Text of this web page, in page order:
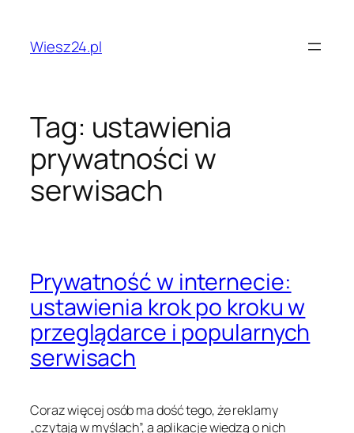
treściWiesz24.pl
Tag: ustawienia
prywatności w
serwisach
Prywatność w internecie:
ustawienia krok po kroku w
przeglądarce i popularnych
serwisach
Coraz więcej osób ma dość tego, że reklamy
„czytają w myślach”, a aplikacje wiedzą o nich